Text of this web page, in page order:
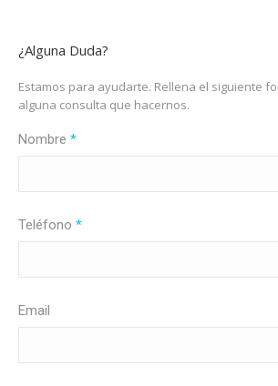
¿Alguna Duda?
Estamos para ayudarte. Rellena el siguiente
alguna consulta que hacernos.
Nombre *
Teléfono *
Email